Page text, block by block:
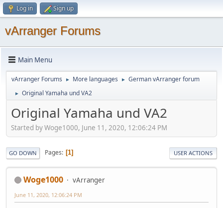
Log in Sign up
vArranger Forums
Main Menu
vArranger Forums ► More languages ► German vArranger forum
► Original Yamaha und VA2
Original Yamaha und VA2
Started by Woge1000, June 11, 2020, 12:06:24 PM
GO DOWN Pages 1 USER ACTIONS
Woge1000 vArranger
June 11, 2020, 12:06:24 PM